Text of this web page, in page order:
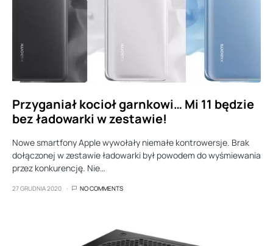
Przyganiał kocioł garnkowi… Mi 11 będzie
bez ładowarki w zestawie!
Nowe smartfony Apple wywołały niemałe kontrowersje. Brak
dołączonej w zestawie ładowarki był powodem do wyśmiewania
przez konkurencję. Nie…
27 GRUDNIA 2020 NO COMMENTS